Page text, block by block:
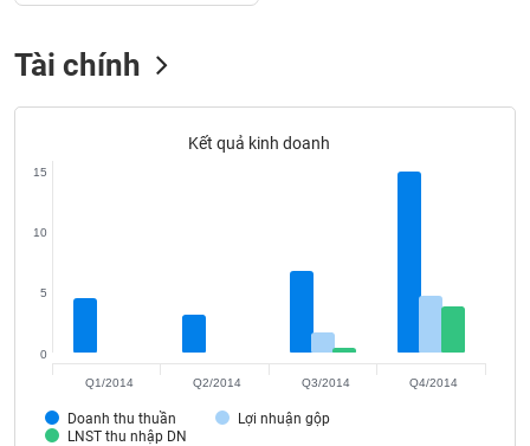
Tài chính
Kết quả kinh doanh
Doanh thu thuần
Lợi nhuận gộp
LNST thu nhập DN
0
5
10
15
Q1/2014 Q2/2014 Q3/2014 Q4/2014
VỤ
THÔNG
BẤT